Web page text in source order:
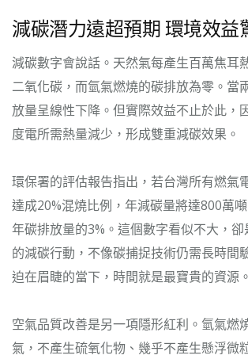
減碳潛力遠超預期 環境效益
減碳數字會說話。天然氣每產生百萬焦耳
二氧化碳，而氫氣燃燒的碳排放為零。當
放量呈線性下降。但實際效益不止於此，
度電所需熱量減少，形成雙重減碳效果。
環保署的評估報告指出，若台灣所有燃氣
達成20%混燒比例，年減碳量將達800萬
年碳排放量的3%。這個數字看似不大，卻
的減碳行動，不像碳捕捉技術仍需長時間
迫在眉睫的當下，時間就是最寶貴的資源。
空氣品質改善是另一項隱形紅利。氫氣燃
氣，不產生硫氧化物、幾乎不產生懸浮微